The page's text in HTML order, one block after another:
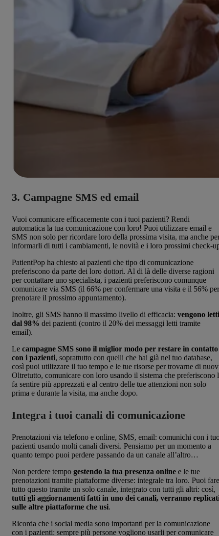
3. Campagne SMS ed email
Vuoi comunicare efficacemente con i tuoi pazienti? Rendi
automatica la tua comunicazione con loro! Puoi utilizzare email e
SMS non solo per ricordare loro della prossima visita, ma anche
informarli di tutti i cambiamenti, le novità e i loro prossimi check-
PatientPop ha chiesto ai pazienti che tipo di comunicazione
preferiscono da parte dei loro dottori. Al di là delle diverse ragioni
per contattare uno specialista, i pazienti preferiscono comunque
comunicare via SMS (il 66% per confermare una visita e il 56% per
prenotare il prossimo appuntamento).
Inoltre, gli SMS hanno il massimo livello di efficacia: vengono letti
dal 98% dei pazienti (contro il 20% dei messaggi letti tramite
email).
Le campagne SMS sono il miglior modo per restare in contatto
con i pazienti, soprattutto con quelli che hai già nel tuo database,
così puoi utilizzare il tuo tempo e le tue risorse per trovarne di
Oltretutto, comunicare con loro usando il sistema che preferiscono
fa sentire più apprezzati e al centro delle tue attenzioni non solo
prima e durante la visita, ma anche dopo.
Integra i tuoi canali di comunicazione
Prenotazioni via telefono e online, SMS, email: comunichi con i
pazienti usando molti canali diversi. Pensiamo per un momento a
quanto tempo puoi perdere passando da un canale all’altro…
Non perdere tempo gestendo la tua presenza online e le tue
prenotazioni tramite piattaforme diverse: integrale tra loro. Puoi fare
tutto questo tramite un solo canale, integrato con tutti gli altri: così,
tutti gli aggiornamenti fatti in uno dei canali, verranno
sulle altre piattaforme che usi.
Ricorda che i social media sono importanti per la comunicazione
con i pazienti: sempre più persone vogliono usarli per comunicare